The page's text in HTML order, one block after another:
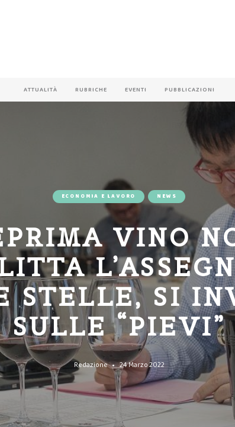
ATTUALITÀ RUBRICHE EVENTI PUBBLICAZIONI
ECONOMIA E LAVORO NEWS
VINO
STELLE, SI
SULLE “PIEVI”
Redazione 24 Marzo 2022